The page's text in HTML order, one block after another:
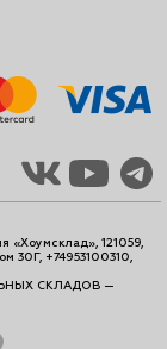
«Хоумсклад», 121059,
30Г, +74953100310,
СКЛАДОВ —